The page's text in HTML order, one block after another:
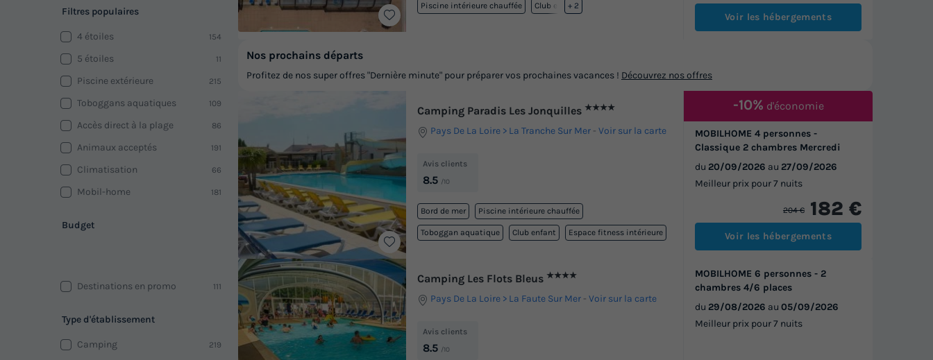
Filtres populaires
4 étoiles 154
5 étoiles 11
Piscine extérieure 215
Toboggans aquatiques 109
Accès direct à la plage 86
Animaux acceptés 191
Climatisation 66
Mobil-home 181
Budget
Destinations en promo 111
Type d'établissement
Camping 219
Piscine intérieure chauffée Club enfant
+ 2
Voir les hébergements
Camping Paradis Les Jonquilles ★★★★
Pays De La Loire La Tranche Sur Mer -Voir sur la carte
Avis clients
8.5 /10
Bord de mer Piscine intérieure chauffée
Toboggan aquatique Club enfant Espace fitness intérieure
MOBILHOME 4 personnes -
Classique 2 chambres Mercredi
du 20/09/2026 au 27/09/2026
Meilleur prix pour 7 nuits
204 € 182 €
-10% d'économie
Voir les hébergements
Camping Les Flots Bleus ★★★★
Pays De La Loire La Faute Sur Mer -Voir sur la carte
Avis clients
8.5 /10
MOBILHOME 6 personnes - 2
chambres 4/6 places
du 29/08/2026 au 05/09/2026
Meilleur prix pour 7 nuits
Nos prochains départs
Profitez de nos super offres "Dernière minute" pour préparer vos prochaines vacances ! Découvrez nos offres